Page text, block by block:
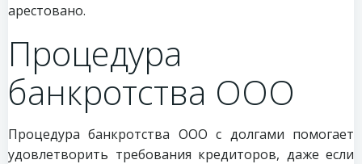
арестовано.
Процедура
банкротства ООО
Процедура банкротства ООО с долгами помогает
удовлетворить требования кредиторов, даже если